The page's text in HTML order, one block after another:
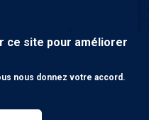
droits réservés.
ce site pour améliorer
nous donnez votre accord.